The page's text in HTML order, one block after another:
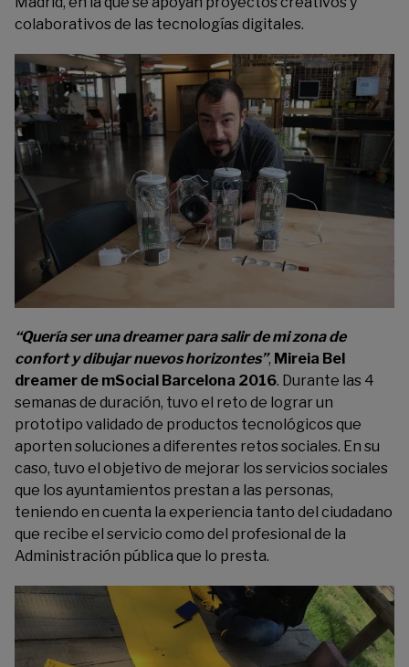
colaborativos de las tecnologías digitales.
“Quería ser una dreamer para salir de mi zona de
confort y dibujar nuevos horizontes”, Mireia Bel
dreamer de mSocial Barcelona 2016. Durante las 4
semanas de duración, tuvo el reto de lograr un
prototipo validado de productos tecnológicos que
aporten soluciones a diferentes retos sociales. En su
caso, tuvo el objetivo de mejorar los servicios sociales
que los ayuntamientos prestan a las personas,
teniendo en cuenta la experiencia tanto del ciudadano
que recibe el servicio como del profesional de la
Administración pública que lo presta.